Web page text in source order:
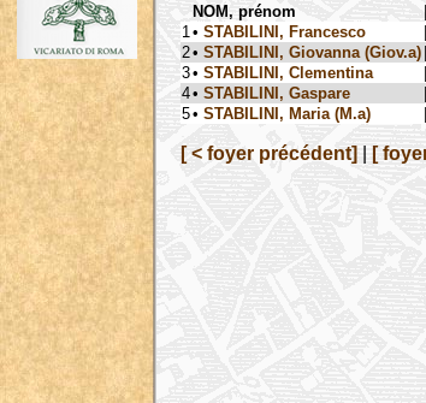
NOM, prénom |
1 • STABILINI, Francesco |
2• STABILINI, Giovanna (Giov.a) |
3• STABILINI, Clementina |
4• STABILINI, Gaspare |
5• STABILINI, Maria (M.a) |
[ < foyer précédent] [